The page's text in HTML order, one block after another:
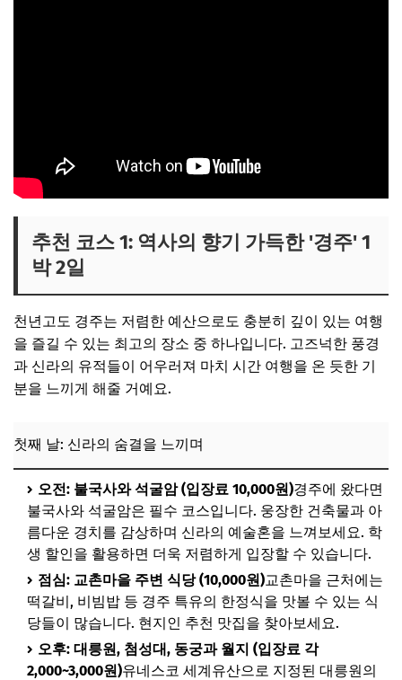
추천 코스 1: 역사의 향기 가득한 '경주' 1
박 2일
천년고도 경주는 저렴한 예산으로도 충분히 깊이 있는 여행
을 즐길 수 있는 최고의 장소 중 하나입니다. 고즈넉한 풍경
과 신라의 유적들이 어우러져 마치 시간 여행을 온 듯한 기
분을 느끼게 해줄 거예요.
첫째 날: 신라의 숨결을 느끼며
오전: 불국사와 석굴암 (입장료 10,000원)경주에 왔다면
불국사와 석굴암은 필수 코스입니다. 웅장한 건축물과 아
름다운 경치를 감상하며 신라의 예술혼을 느껴보세요. 학
생 할인을 활용하면 더욱 저렴하게 입장할 수 있습니다.
점심: 교촌마을 주변 식당 (10,000원)교촌마을 근처에는
떡갈비, 비빔밥 등 경주 특유의 한정식을 맛볼 수 있는 식
당들이 많습니다. 현지인 추천 맛집을 찾아보세요.
오후: 대릉원, 첨성대, 동궁과 월지 (입장료 각
2,000~3,000원)유네스코 세계유산으로 지정된 대릉원의